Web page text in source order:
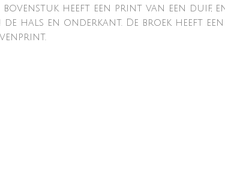
bovenstuk heeft een print van een duif,
de hals en onderkant. De broek heeft